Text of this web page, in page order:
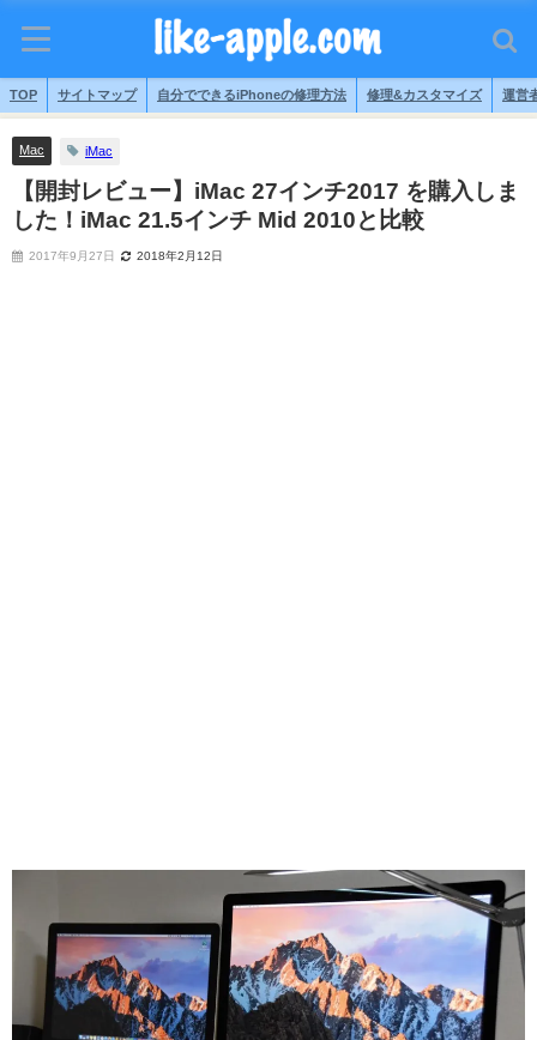
TOP サイトマップ 自分でできるiPhoneの修理方法 修理&カスタマイズ 運営
Mac iMac
【開封レビュー】iMac 27インチ2017 を購入しま
した！iMac 21.5インチ Mid 2010と比較
2017年9月27日 2018年2月12日